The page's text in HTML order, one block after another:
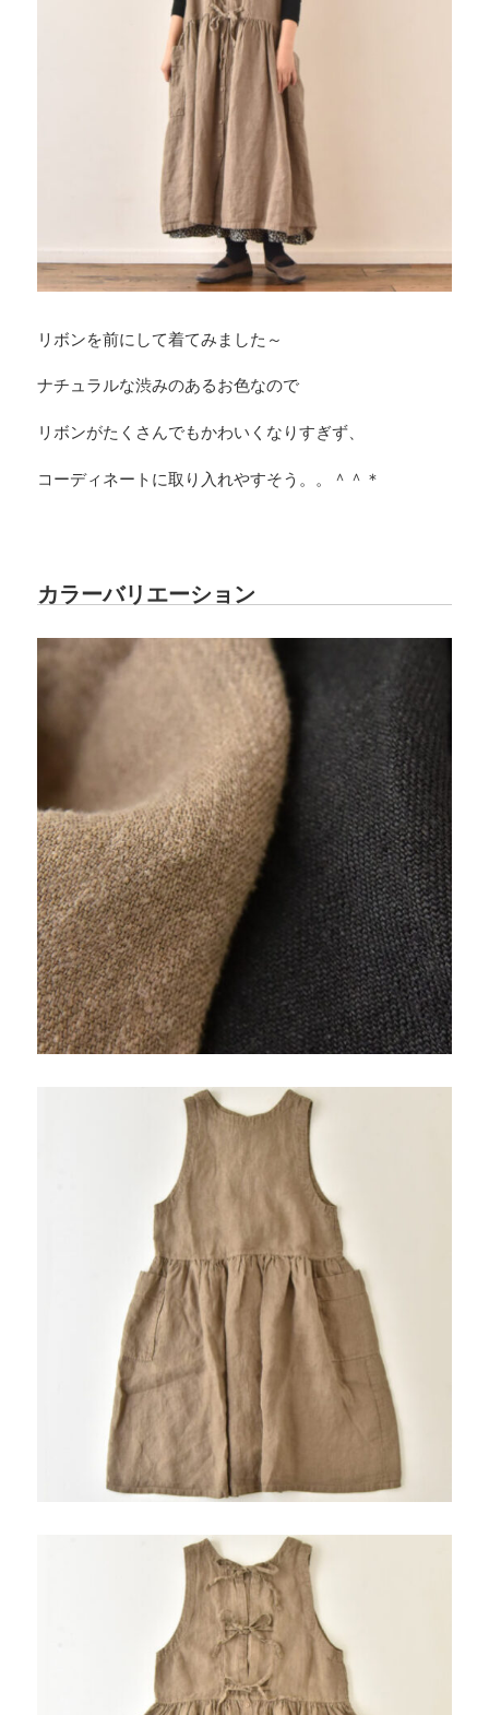
リボンを前にして着てみました～
ナチュラルな渋みのあるお色なので
リボンがたくさんでもかわいくなりすぎず、
コーディネートに取り入れやすそう。。＾＾＊
カラーバリエーション